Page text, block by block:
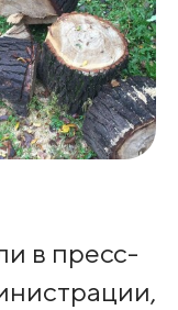
в пресс-